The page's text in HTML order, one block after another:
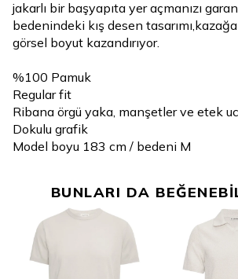
jakarlı bir başyapıta yer açmanızı
bedenindeki kış desen
görsel boyut kazandırıyor.
%100 Pamuk
Regular fit
Ribana örgü yaka, manşetler ve etek
Dokulu grafik
Model boyu 183 cm / bedeni M
BUNLARI DA